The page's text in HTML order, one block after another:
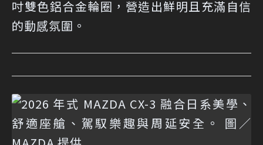
吋雙色鋁合金輪圈，營造出鮮明且充滿自信
的動感氛圍。